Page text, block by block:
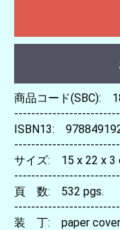
商品コード(SBC):
ISBN13:
サイズ: 15 x 22 x 3
頁 数: 532 pgs.
装 丁: paper cover